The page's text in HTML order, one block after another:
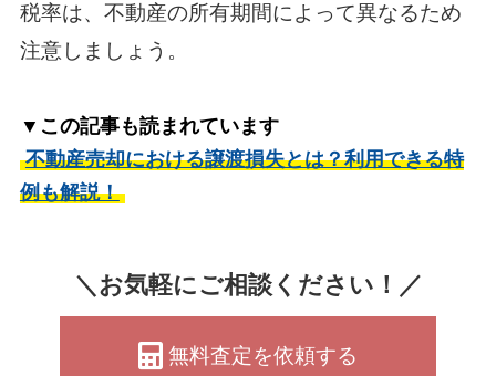
税率は、不動産の所有期間によって異なるため
注意しましょう。
▼この記事も読まれています
不動産売却における譲渡損失とは？利用できる特
例も解説！
＼お気軽にご相談ください！／
無料査定を依頼する